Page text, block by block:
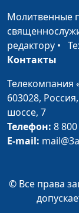
религиозных
организаций с
органами
существуют в
Как
организации
семьями в
Как
религиозные
Молитвенные
редактору •
Контакты
Телекомпания
603028,
шоссе, 7
Телефон: 8
E-mail:
© Все права